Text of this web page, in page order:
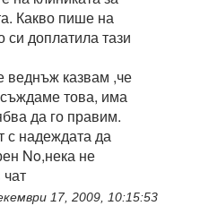
Какво пише на
си доплатила тази
веднъж казвам ,че
това, има
да го правим.
с надеждата да
No,нека не
17, 2009, 10:15:53